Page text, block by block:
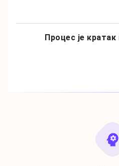
Процес је